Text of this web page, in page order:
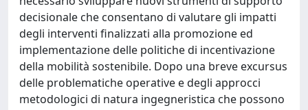
decisionale che consentano di valutare gli impatti
degli interventi finalizzati alla promozione ed
implementazione delle politiche di incentivazione
della mobilità sostenibile. Dopo una breve excursus
delle problematiche operative e degli approcci
metodologici di natura ingegneristica che possono